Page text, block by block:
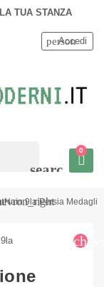
TUA STANZA
search
person
Accedi
0
Nain 9la Persia